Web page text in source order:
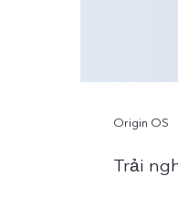
Origin OS
Trải